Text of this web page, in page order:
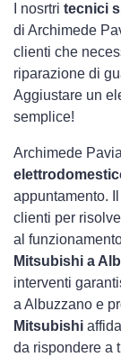
I nosrtri tecnici
di Archimede
clienti che
riparazione di
Aggiustare un
semplice!
Archimede
appuntamento.
clienti per
al
Mitsubishi a
interventi
a Albuzzano e
Mitsubishi
da rispondere a